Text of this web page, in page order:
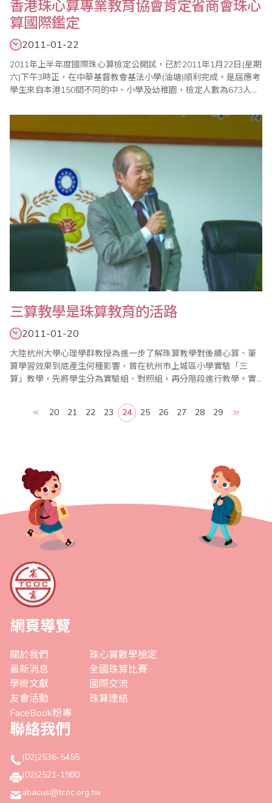
香港珠心算專業教育協會肯定省商會珠心
算國際鑑定
2011-01-22
2011年上半年度國際珠心算檢定公開試，已於2011年1月22日(星期
六)下午3時正，在中華基督教會基法小學(油塘)順利完成。是屆應考
學生來自本港150間不同的中、小學及幼稚園，檢定人數為673人。
學生的支持，特別感謝本會各位導師的專業服務態度和精神，至令
考試流程得以順利圓滿地進行。以有形的成績來看兒童無形的潛能
發展，認證系統的確是衡量..
三算教學是珠算教育的活路
2011-01-20
大陸杭州大學心理學群教授為進一步了解珠算教學對後續心算、筆
算學習效果到底產生何種影響，曾在杭州市上城區小學實驗「三
算」教學，先將學生分為實驗組、對照組，再分階段進行教學。實
然後考慮進行心算、筆算的教學，惟實驗者在前測、複測中發現，
即使尚未正式指導學生學習心算、筆算，實驗組學生的心算、筆算
20 21 22 23 24 25 26 27 28 29
網頁導覽
關於我們
最新消息
學術文獻
友會活動
FaceBook粉專
珠心算數學檢定
全國珠算比賽
國際交流
珠算連結
聯絡我們
(02)2536-5455
(02)2521-1980
abacus@tcoc.org.tw